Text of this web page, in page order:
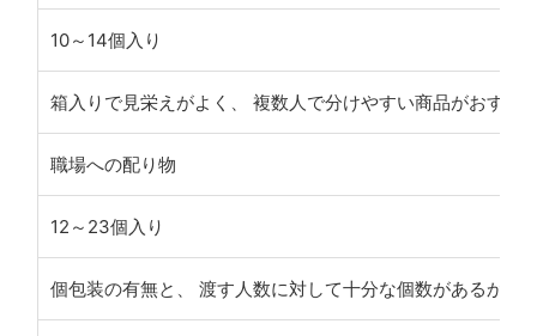
10～14個入り
箱入りで見栄えがよく、 複数人で分けやすい商品がおすす
職場への配り物
12～23個入り
個包装の有無と、 渡す人数に対して十分な個数があるかを